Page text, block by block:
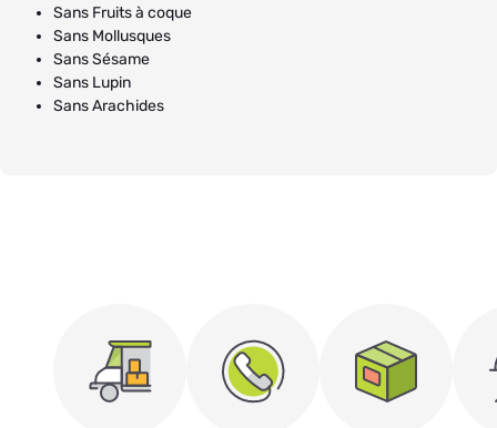
Sans Fruits à coque
Sans Mollusques
Sans Sésame
Sans Lupin
Sans Arachides